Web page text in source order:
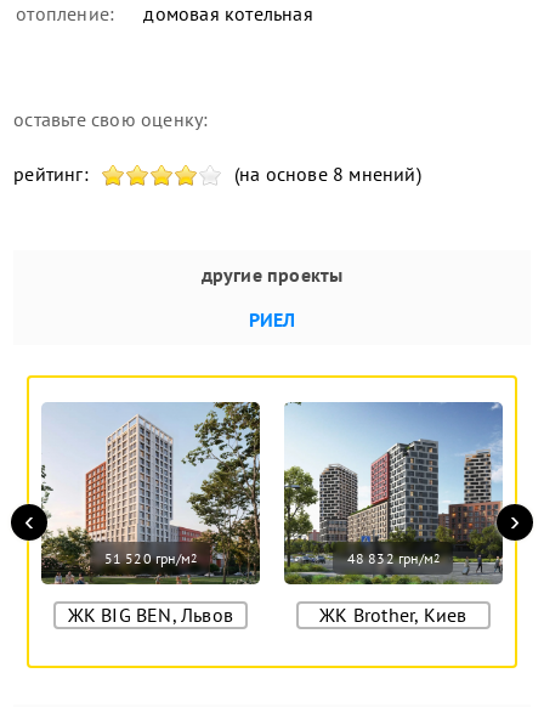
отопление: домовая котельная
оставьте свою оценку:
рейтинг: (на основе 8 мнений)
другие проекты
РИЕЛ
51 520 грн/м2
ЖК BIG BEN, Львов
48 832 грн/м2
ЖК Brother, Киев
‹ ›